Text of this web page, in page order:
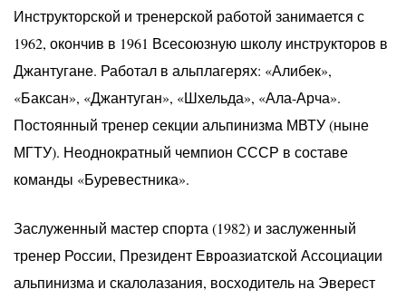
Инструкторской и тренерской работой занимается с
1962, окончив в 1961 Всесоюзную школу инструкторов в
Джантугане. Работал в альплагерях: «Алибек»,
«Баксан», «Джантуган», «Шхельда», «Ала-Арча».
Постоянный тренер секции альпинизма МВТУ (ныне
МГТУ). Неоднократный чемпион СССР в составе
команды «Буревестника».
Заслуженный мастер спорта (1982) и заслуженный
тренер России, Президент Евроазиатской Ассоциации
альпинизма и скалолазания, восходитель на Эверест